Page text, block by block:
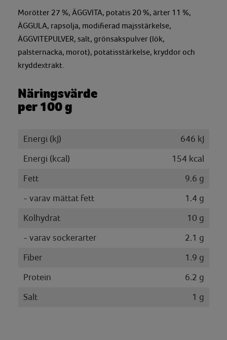
Morötter 27 %, ÄGGVITA, potatis 20 %, ärter 11 %,
ÄGGULA, rapsolja, modifierad majsstärkelse,
ÄGGVITEPULVER, salt, grönsakspulver (lök,
palsternacka, morot), potatisstärkelse, kryddor och
kryddextrakt.
Näringsvärde
per 100 g
Energi (kJ)
646 kJ
Energi (kcal)
154 kcal
Fett
9.6 g
- varav mättat fett
1.4 g
Kolhydrat
10 g
- varav sockerarter
2.1 g
Fiber
1.9 g
Protein
6.2 g
Salt
1 g